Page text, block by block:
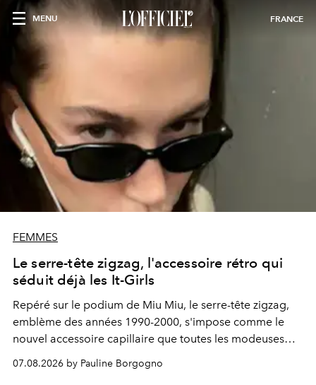
MENU FRANCE
FEMMES
Le serre-tête zigzag, l'accessoire rétro qui
séduit déjà les It-Girls
Repéré sur le podium de Miu Miu, le serre-tête zigzag,
emblème des années 1990-2000, s'impose comme le
nouvel accessoire capillaire que toutes les modeuses
s'arrachent déjà.
07.08.2026 by Pauline Borgogno